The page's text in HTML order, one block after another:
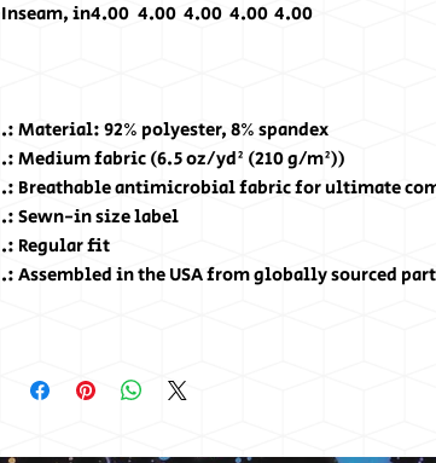
Inseam, in4.00 4.00 4.00 4.00 4.00
.: Material: 92% polyester, 8% spandex
.: Medium fabric (6.5 oz/yd² (210 g/m²))
.: Breathable antimicrobial fabric for ultimate
.: Sewn-in size label
.: Regular fit
.: Assembled in the USA from globally sourced